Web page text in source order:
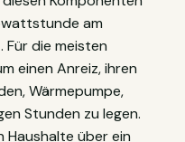
am
die meisten
einen Anreiz, ihren
Wärmepumpe,
Stunden zu legen.
Haushalte über ein